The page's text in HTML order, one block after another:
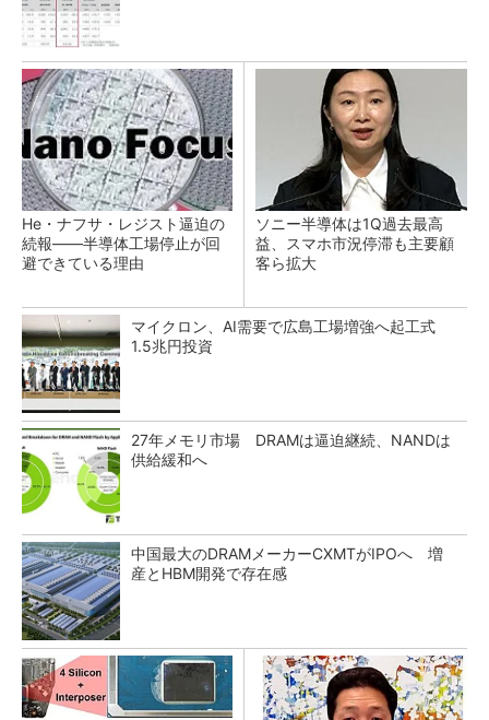
He・ナフサ・レジスト逼迫の
続報――半導体工場停止が回
避できている理由
ソニー半導体は1Q過去最高
益、スマホ市況停滞も主要顧
客ら拡大
マイクロン、AI需要で広島工場増強へ起工式
1.5兆円投資
27年メモリ市場 DRAMは逼迫継続、NANDは
供給緩和へ
中国最大のDRAMメーカーCXMTがIPOへ 増
産とHBM開発で存在感